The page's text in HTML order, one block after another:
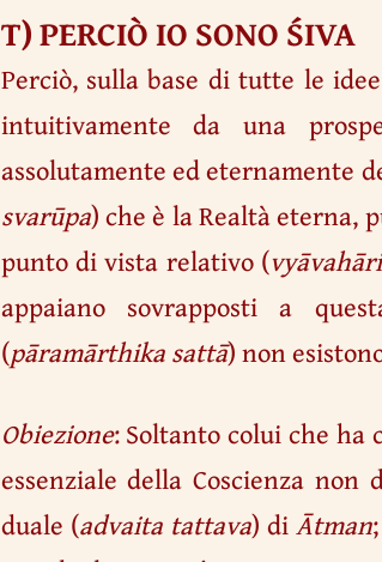
T) PERCIÒ IO SONO ŚIVA
Perciò, sulla base di tutte le
intuitivamente da una
assolutamente ed eternamente
svarūpa) che è la Realtà eterna,
punto di vista relativo (
appaiano sovrapposti a
(pāramārthika sattā) non
Obiezione: Soltanto colui che ha
essenziale della Coscienza
duale (advaita tattava) diĀtman